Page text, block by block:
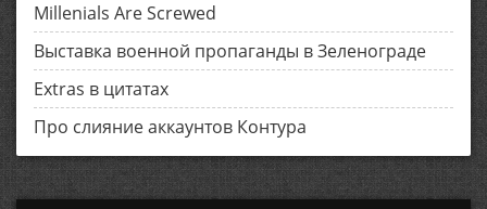
Millenials Are Screwed
Выставка военной пропаганды в Зеленограде
Extras в цитатах
Про слияние аккаунтов Контура